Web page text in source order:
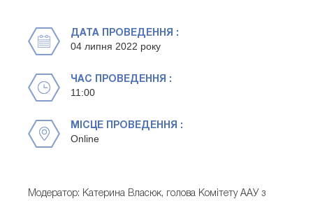
ДАТА ПРОВЕДЕННЯ :
04 липня 2022 року
ЧАС ПРОВЕДЕННЯ :
11:00
МІСЦЕ ПРОВЕДЕННЯ :
Online
Модератор: Катерина Власюк, голова Комітету ААУ з